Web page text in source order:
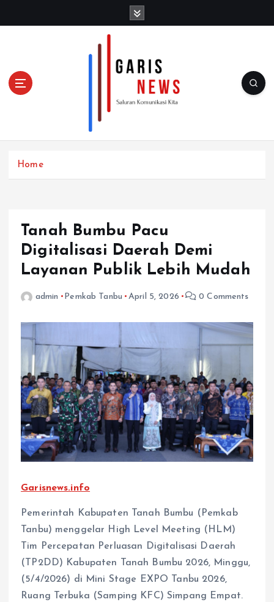
Home
Tanah Bumbu Pacu
Digitalisasi Daerah Demi
Layanan Publik Lebih Mudah
admin Pemkab Tanbu April 5, 2026 0 Comments
Garisnews.info
Pemerintah Kabupaten Tanah Bumbu (Pemkab
Tanbu) menggelar High Level Meeting (HLM)
Tim Percepatan Perluasan Digitalisasi Daerah
(TP2DD) Kabupaten Tanah Bumbu 2026, Minggu,
(5/4/2026) di Mini Stage EXPO Tanbu 2026,
Ruang Terbuka (Samping KFC) Simpang Empat.